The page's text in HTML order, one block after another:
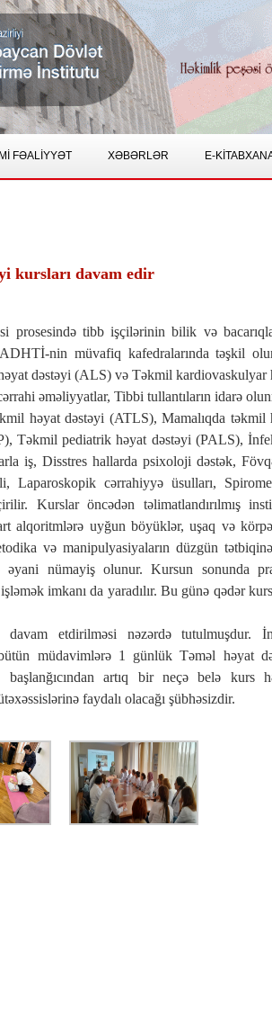
FƏALİYYƏT XƏBƏRLƏR E-
kursları davam edir
prosesində tibb işçilərinin bilik və
nin müvafiq kafedralarında təşkil
dəstəyi (ALS) və Təkmil kardiovaskulyar
əməliyyatlar, Tibbi tullantıların idarə
həyat dəstəyi (ATLS), Mamalıqda təkmil
Təkmil pediatrik həyat dəstəyi (PALS),
iş, Disstres hallarda psixoloji dəstək,
Laparoskopik cərrahiyyə üsulları,
Kurslar öncədən təlimatlandırılmış
alqoritmlərə uyğun böyüklər, uşaq və
və manipulyasiyaların düzgün
əyani nümayiş olunur. Kursun sonunda
imkanı da yaradılır. Bu günə qədər
etdirilməsi nəzərdə tutulmuşdur.
müdavimlərə 1 günlük Təməl həyat
başlanğıcından artıq bir neçə belə kurs
faydalı olacağı şübhəsizdir.